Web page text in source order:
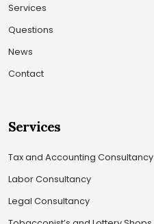
Services
Questions
News
Contact
Services
Tax and Accounting Consultancy
Labor Consultancy
Legal Consultancy